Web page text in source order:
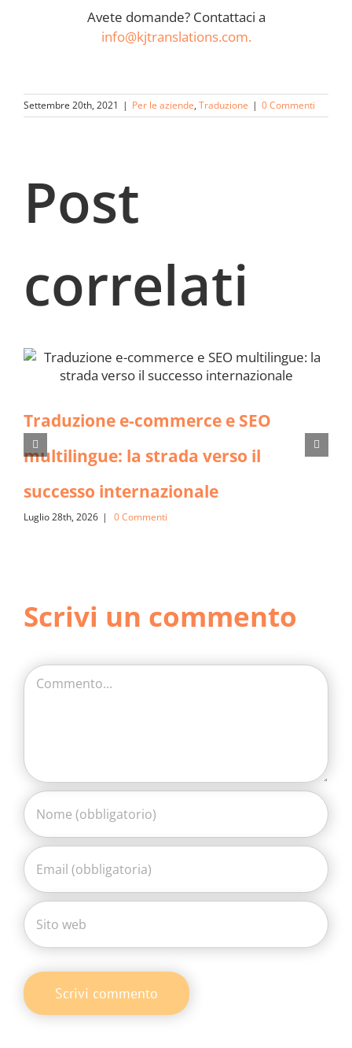
Avete domande? Contattaci a
info@kjtranslations.com.
Settembre 20th, 2021 | Per le aziende, Traduzione | 0 Commenti
Post
correlati
Traduzione e-commerce e SEO
multilingue: la strada verso il
successo internazionale
Luglio 28th, 2026 | 0 Commenti
Scrivi un commento
Commento